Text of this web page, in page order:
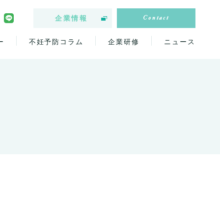
企業情報 Contact
不妊予防コラム 企業研修 ニュース